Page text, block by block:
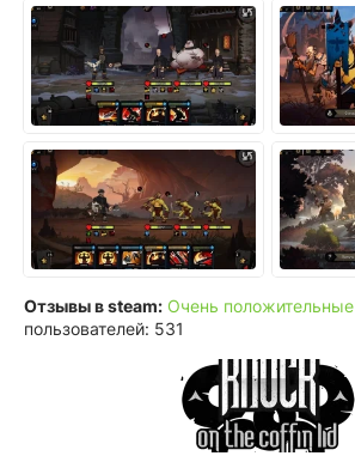
Отзывы в steam: Очень положительные
пользователей: 531